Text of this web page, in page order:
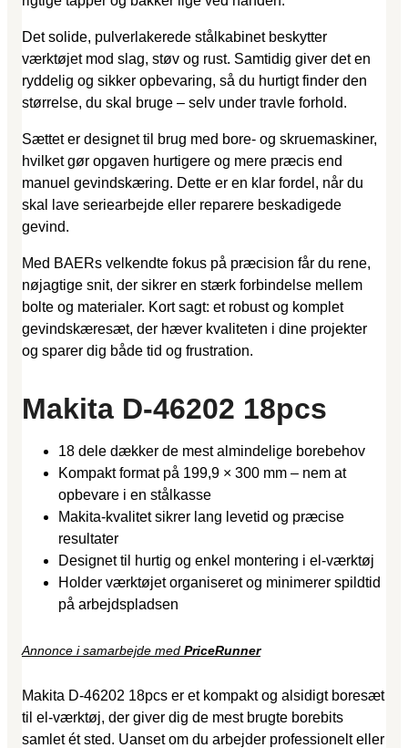
Det solide, pulverlakerede stålkabinet beskytter
værktøjet mod slag, støv og rust. Samtidig giver det en
ryddelig og sikker opbevaring, så du hurtigt finder den
størrelse, du skal bruge – selv under travle forhold.
Sættet er designet til brug med bore- og skruemaskiner,
hvilket gør opgaven hurtigere og mere præcis end
manuel gevindskæring. Dette er en klar fordel, når du
skal lave seriearbejde eller reparere beskadigede
gevind.
Med BAERs velkendte fokus på præcision får du rene,
nøjagtige snit, der sikrer en stærk forbindelse mellem
bolte og materialer. Kort sagt: et robust og komplet
gevindskæresæt, der hæver kvaliteten i dine projekter
og sparer dig både tid og frustration.
Makita D-46202 18pcs
18 dele dækker de mest almindelige borebehov
Kompakt format på 199,9 × 300 mm – nem at
opbevare i en stålkasse
Makita-kvalitet sikrer lang levetid og præcise
resultater
Designet til hurtig og enkel montering i el-værktøj
Holder værktøjet organiseret og minimerer spildtid
på arbejdspladsen
Annonce i samarbejde med PriceRunner
Makita D-46202 18pcs er et kompakt og alsidigt boresæt
til el-værktøj, der giver dig de mest brugte borebits
samlet ét sted. Uanset om du arbejder professionelt eller